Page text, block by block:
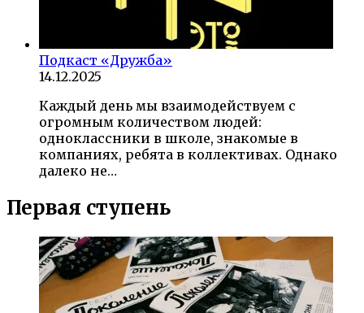
Подкаст «Дружба»
14.12.2025
Каждый день мы взаимодействуем с
огромным количеством людей:
одноклассники в школе, знакомые в
компаниях, ребята в коллективах. Однако
далеко не…
Первая ступень